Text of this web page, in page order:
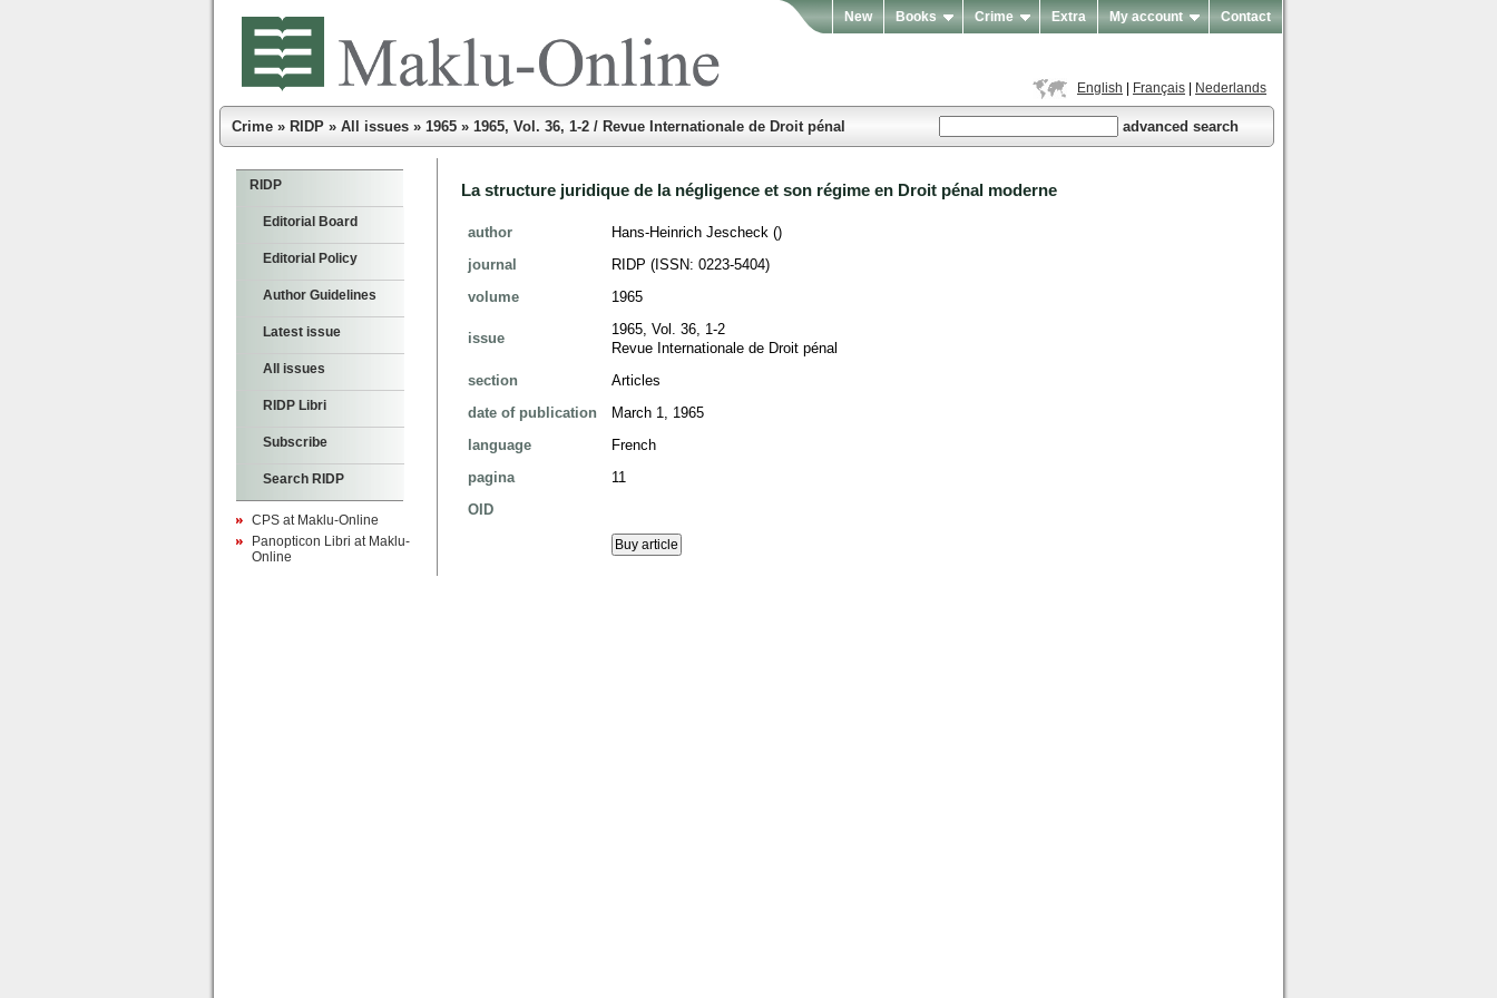
New Books Crime Extra My account Contact
English Français Nederlands
Crime » RIDP » All issues » 1965 » 1965, Vol. 36, 1-2 / Revue Internationale de Droit pénal advanced search
RIDP
Editorial Board
Editorial Policy
Author Guidelines
Latest issue
All issues
RIDP Libri
Subscribe
Search RIDP
CPS at Maklu-Online
Panopticon Libri at Maklu-
Online
La structure juridique de la négligence et son régime en Droit pénal moderne
author Hans-Heinrich Jescheck ()
journal RIDP (ISSN: 0223-5404)
volume 1965
issue
1965, Vol. 36, 1-2
Revue Internationale de Droit pénal
section Articles
date of publication March 1, 1965
language French
pagina 11
OID